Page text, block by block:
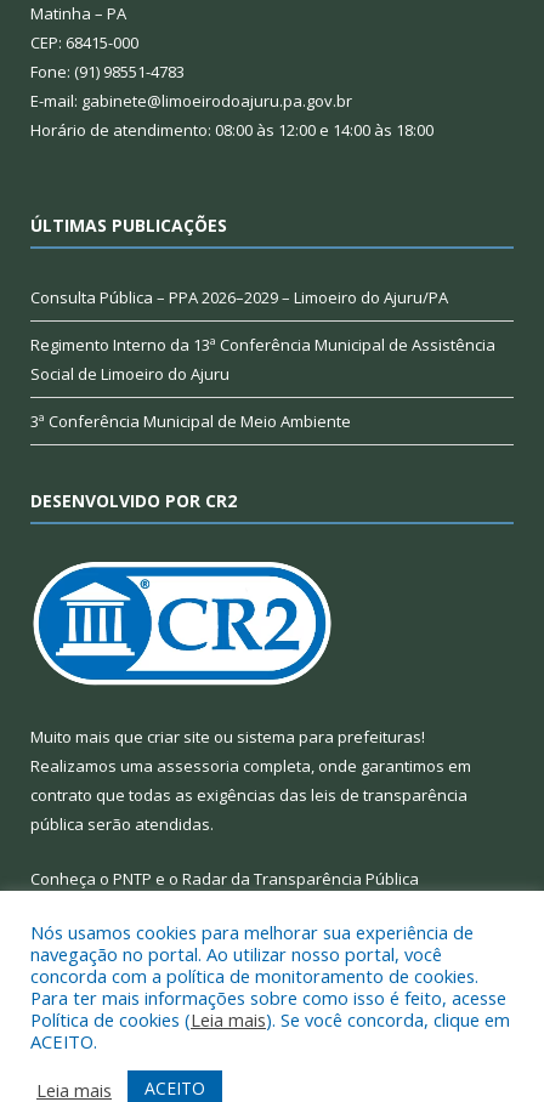
Matinha – PA
CEP: 68415-000
Fone: (91) 98551-4783
E-mail: gabinete@limoeirodoajuru.pa.gov.br
Horário de atendimento: 08:00 às 12:00 e 14:00 às 18:00
ÚLTIMAS PUBLICAÇÕES
Consulta Pública – PPA 2026–2029 – Limoeiro do Ajuru/PA
Regimento Interno da 13ª Conferência Municipal de Assistência
Social de Limoeiro do Ajuru
3ª Conferência Municipal de Meio Ambiente
DESENVOLVIDO POR CR2
Muito mais que criar site ou sistema para prefeituras!
Realizamos uma assessoria completa, onde garantimos em
contrato que todas as exigências das leis de transparência
pública serão atendidas.
Conheça o PNTP e o Radar da Transparência Pública
Todos os direitos reservados a Prefeitura Municipal de Limoeiro
do Ajuru.
Mapa do Site
Acessar Área Administrativa
Nós usamos cookies para melhorar sua experiência de
navegação no portal. Ao utilizar nosso portal, você
concorda com a política de monitoramento de cookies.
Para ter mais informações sobre como isso é feito, acesse
Política de cookies (Leia mais). Se você concorda, clique em
ACEITO.
Leia mais
ACEITO